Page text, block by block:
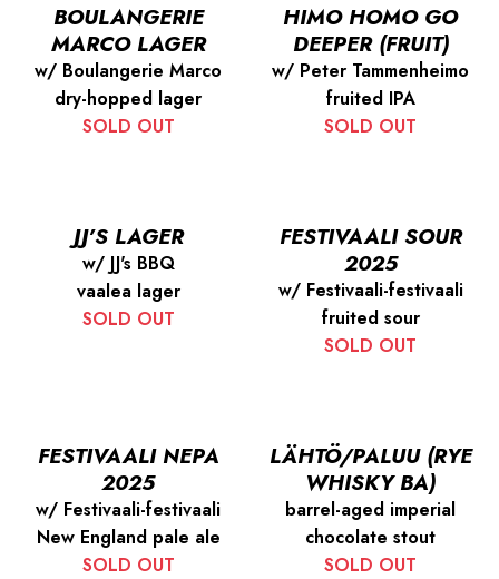
BOULANGERIE
MARCO LAGER
w/ Boulangerie Marco
dry-hopped lager
SOLD OUT
HIMO HOMO GO
DEEPER (FRUIT)
w/ Peter Tammenheimo
fruited IPA
SOLD OUT
JJ’S LAGER
w/ JJ's BBQ
vaalea lager
SOLD OUT
FESTIVAALI SOUR
2025
w/ Festivaali-festivaali
fruited sour
SOLD OUT
FESTIVAALI NEPA
2025
w/ Festivaali-festivaali
New England pale ale
SOLD OUT
LÄHTÖ/PALUU (RYE
WHISKY BA)
barrel-aged imperial
chocolate stout
SOLD OUT